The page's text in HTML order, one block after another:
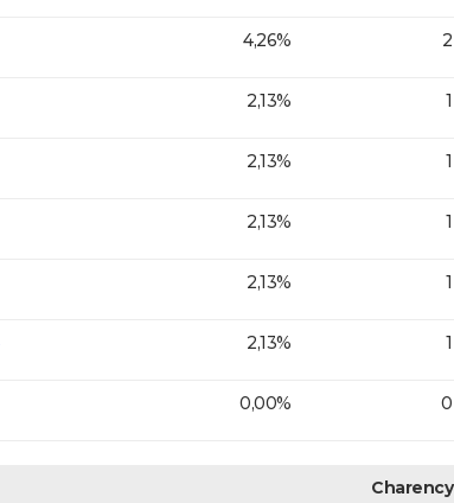
4,26% 2
2,13% 1
2,13% 1
2,13% 1
2,13% 1
2,13% 1
0,00% 0
Charency